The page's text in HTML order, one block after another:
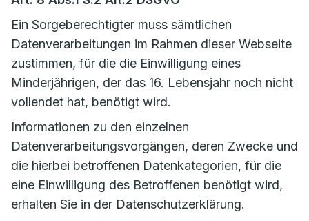
Ein Sorgeberechtigter muss sämtlichen
Datenverarbeitungen im Rahmen dieser Webseite
zustimmen, für die die Einwilligung eines
Minderjährigen, der das 16. Lebensjahr noch nicht
vollendet hat, benötigt wird.
Informationen zu den einzelnen
Datenverarbeitungsvorgängen, deren Zwecke und
die hierbei betroffenen Datenkategorien, für die
eine Einwilligung des Betroffenen benötigt wird,
erhalten Sie in der Datenschutzerklärung.